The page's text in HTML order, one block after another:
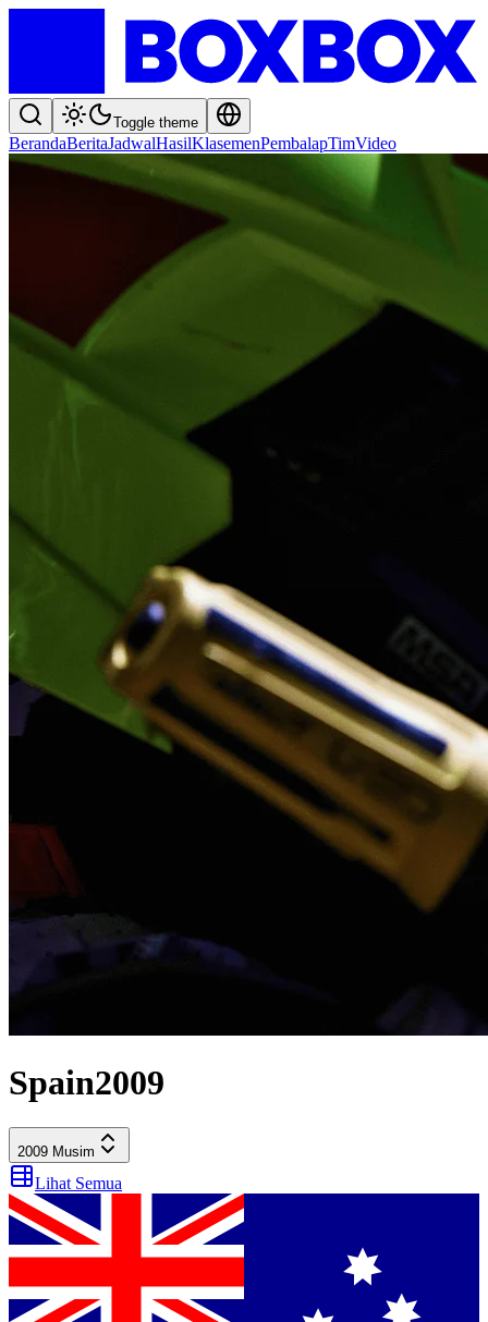
Toggle theme
BerandaBeritaJadwalHasilKlasemenPembalapTimVideo
Spain2009
2009 Musim
Lihat Semua